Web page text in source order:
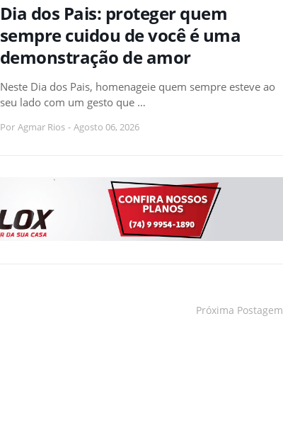
Dia dos Pais: proteger quem
sempre cuidou de você é uma
demonstração de amor
Neste Dia dos Pais, homenageie quem sempre esteve ao
seu lado com um gesto que …
Por Agmar Rios - Agosto 06, 2026
Próxima Postagem